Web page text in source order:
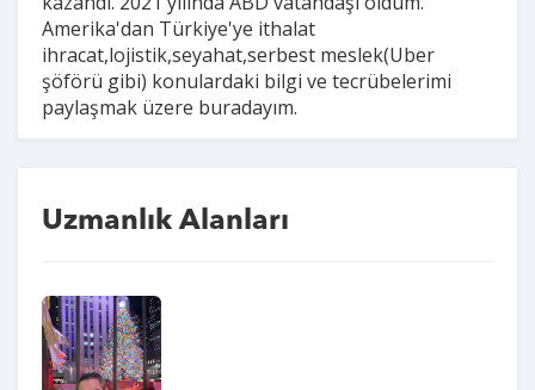
Amerika'dan Türkiye'ye ithalat
ihracat,lojistik,seyahat,serbest meslek(Uber
şöförü gibi) konulardaki bilgi ve tecrübelerimi
paylaşmak üzere buradayım.
Uzmanlık Alanları